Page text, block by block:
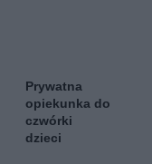
Prywatna
opiekunka do
czwórki
dzieci